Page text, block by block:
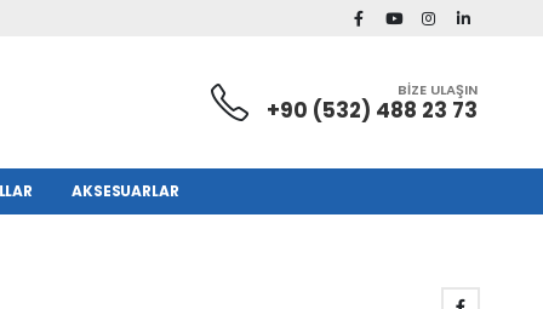
BİZE ULAŞIN
+90 (532) 488 23 73
AKSESUARLAR